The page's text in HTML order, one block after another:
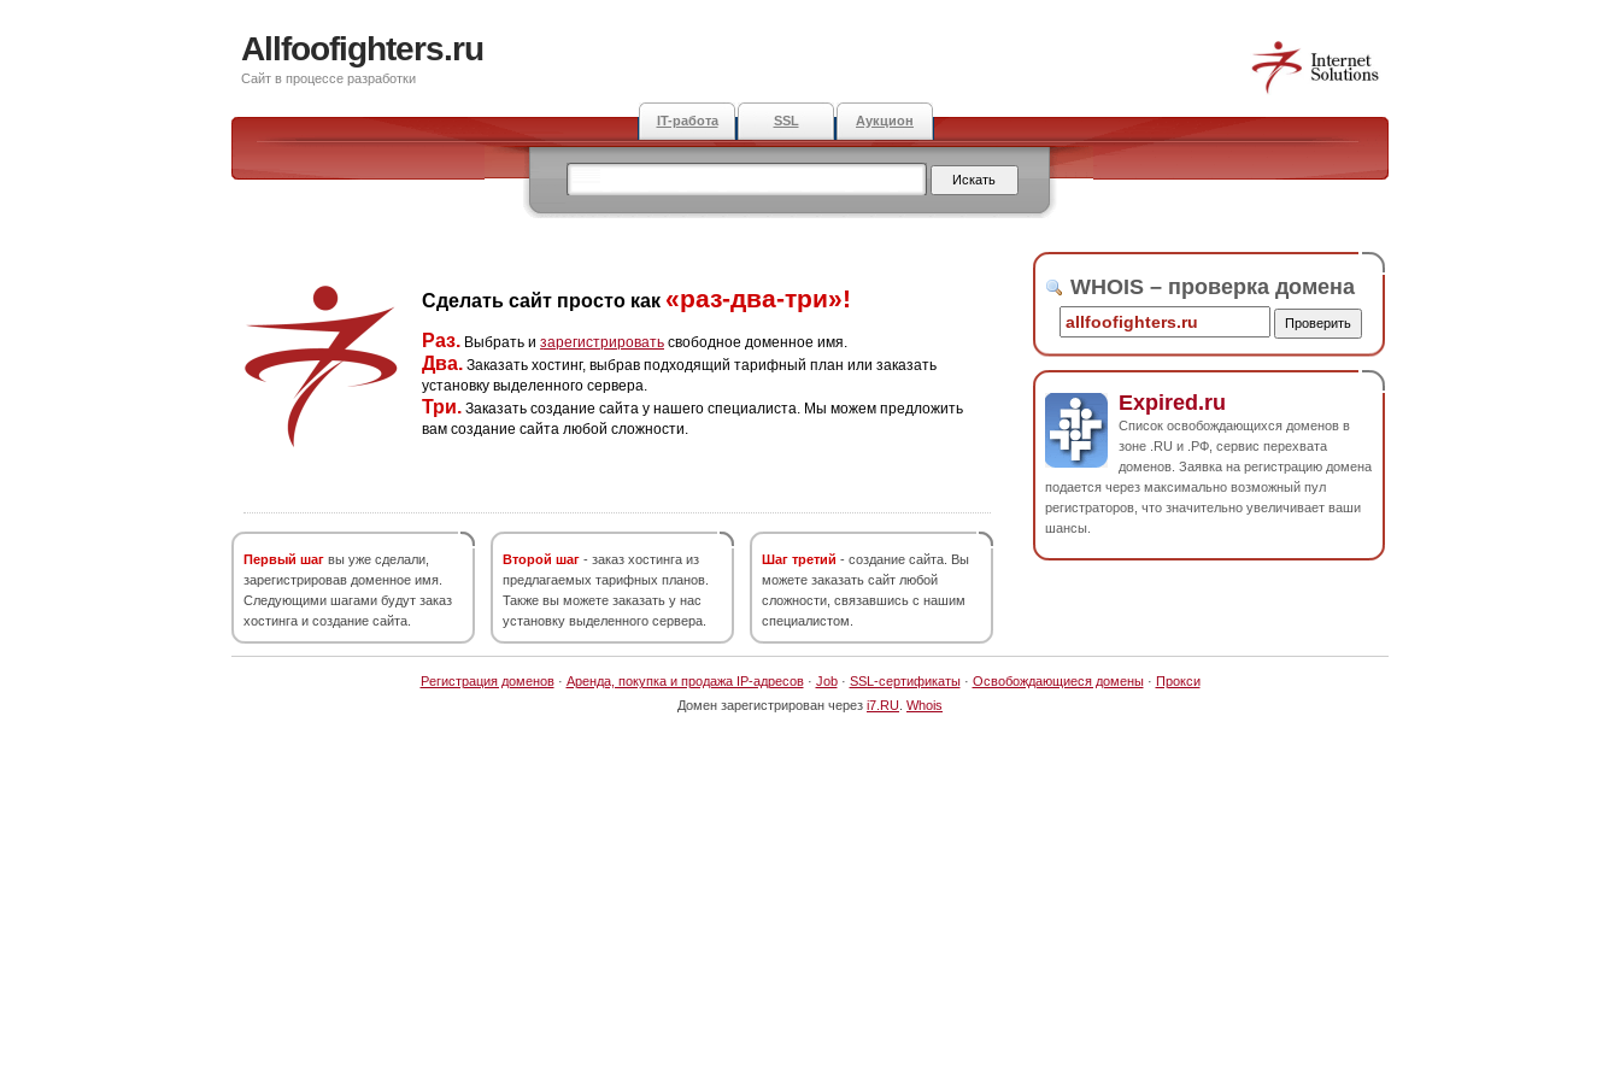
Allfoofighters.ru
Сайт в процессе разработки
IT-работа SSL Аукцион
Сделать сайт просто как «раз-два-три»!
Раз. Выбрать и зарегистрировать свободное доменное имя.
Два. Заказать хостинг, выбрав подходящий тарифный план или заказать
установку выделенного сервера.
Три. Заказать создание сайта у нашего специалиста. Мы можем предложить
вам создание сайта любой сложности.
Первый шаг вы уже сделали,
зарегистрировав доменное имя.
Следующими шагами будут заказ
хостинга и создание сайта.
Второй шаг - заказ хостинга из
предлагаемых тарифных планов.
Также вы можете заказать у нас
установку выделенного сервера.
Шаг третий - создание сайта. Вы
можете заказать сайт любой
сложности, связавшись с нашим
специалистом.
WHOIS – проверка домена
Expired.ru
Список освобождающихся доменов в
зоне .RU и .РФ, сервис перехвата
доменов. Заявка на регистрацию домена
подается через максимально возможный пул
регистраторов, что значительно увеличивает ваши
шансы.
Регистрация доменов· Аренда, покупка и продажа IP-адресов· Job· SSL-сертификаты· Освобождающиеся домены· Прокси
Домен зарегистрирован через i7.RU Whois